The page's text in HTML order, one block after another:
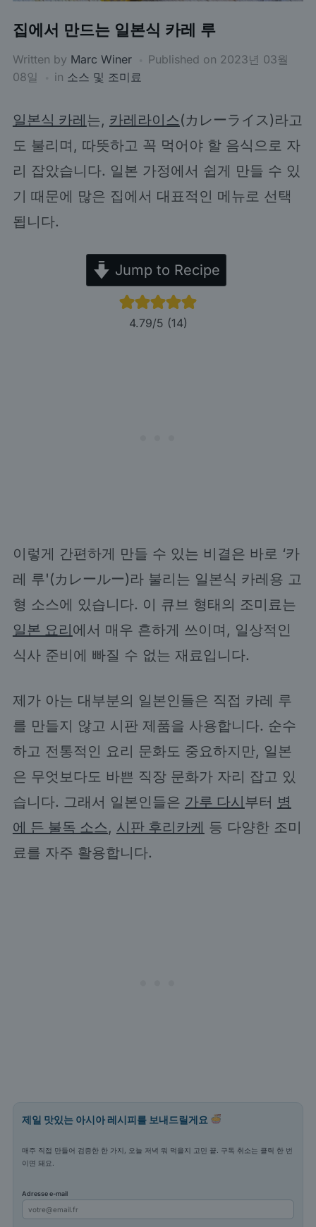
집에서 만드는 일본식 카레 루
Written by Marc Winer Published on 2023년 03월
08일
in 소스 및 조미료
일본식 카레는, 카레라이스(カレーライス)라고
도 불리며, 따뜻하고 꼭 먹어야 할 음식으로 자
리 잡았습니다. 일본 가정에서 쉽게 만들 수 있
기 때문에 많은 집에서 대표적인 메뉴로 선택
됩니다.
Jump to Recipe
4.79/5 (14)
이렇게 간편하게 만들 수 있는 비결은 바로 ‘카
레 루'(カレールー)라 불리는 일본식 카레용 고
형 소스에 있습니다. 이 큐브 형태의 조미료는
일본 요리에서 매우 흔하게 쓰이며, 일상적인
식사 준비에 빠질 수 없는 재료입니다.
제가 아는 대부분의 일본인들은 직접 카레 루
를 만들지 않고 시판 제품을 사용합니다. 순수
하고 전통적인 요리 문화도 중요하지만, 일본
은 무엇보다도 바쁜 직장 문화가 자리 잡고 있
습니다. 그래서 일본인들은 가루 다시부터 병
에 든 불독 소스, 시판 후리카케 등 다양한 조미
료를 자주 활용합니다.
제일 맛있는 아시아 레시피를 보내드릴게요
매주 직접 만들어 검증한 한 가지, 오늘 저녁 뭐 먹을지 고민 끝. 구독 취소는 클릭 한 번
이면 돼요.
Adresse e-mail